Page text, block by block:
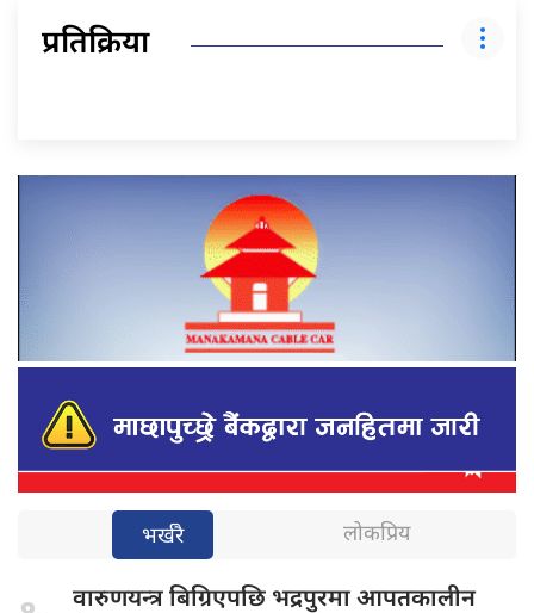
प्रतिक्रिया
भर्खरै लोकप्रिय
वारुणयन्त्र बिग्रिएपछि भद्रपुरमा आपतकालीन